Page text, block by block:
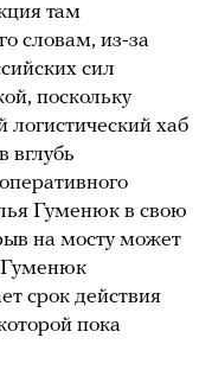
там
словам, из-за
сил
поскольку
хаб
вглубь
Гуменюк в свою
на мосту может
Гуменюк
срок действия
пока